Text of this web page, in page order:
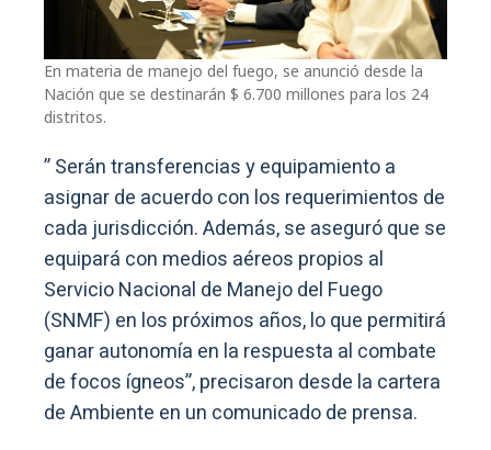
En materia de manejo del fuego, se anunció desde la
Nación que se destinarán $ 6.700 millones para los 24
distritos.
” Serán transferencias y equipamiento a
asignar de acuerdo con los requerimientos de
cada jurisdicción. Además, se aseguró que se
equipará con medios aéreos propios al
Servicio Nacional de Manejo del Fuego
(SNMF) en los próximos años, lo que permitirá
ganar autonomía en la respuesta al combate
de focos ígneos”, precisaron desde la cartera
de Ambiente en un comunicado de prensa.